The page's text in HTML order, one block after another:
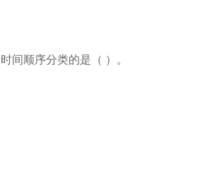
间顺序分类的是（ ）。